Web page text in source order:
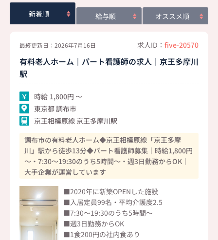
新着順 給与順 オススメ順
最終更新日：2026年7月16日 求人ID： five-20570
有料老人ホーム｜パート看護師の求人｜京王多摩川
駅
時給 1,800
東京都 調布市
京王相模原線 京王多摩川駅
調布市の有料老人ホーム◆京王相模原線「京王多摩
川」駅から徒歩13分◆パート看護師募集｜時給1,800円
～・7:30～19:30のうち5時間～・週3日勤務からOK｜
大手企業が運営しています
■2020年に新築OPENした施設
■入居定員99名・平均介護度2.5
■7:30～19:30のうち5時間～
■週3日勤務からOK
■1食200円の社内食あり